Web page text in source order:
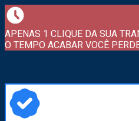
APENAS 1 CLIQUE DA SUA
O TEMPO ACABAR VOCÊ